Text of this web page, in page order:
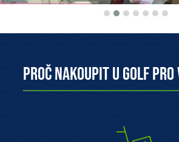
Proč nakoupit u Golf pro